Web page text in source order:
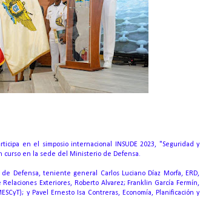
en el simposio internacional INSUDE 2023, "Seguridad y
curso en la sede del Ministerio de Defensa.
Defensa, teniente general Carlos Luciano Díaz Morfa, ERD,
Exteriores, Roberto Alvarez; Franklin García Fermín,
y Pavel Ernesto Isa Contreras, Economía, Planificación y